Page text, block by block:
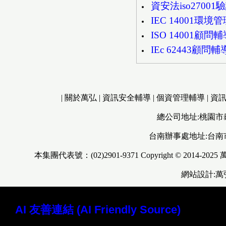
資安法iso27001
IEC 14001環境
ISO 14001顧問
IEc 62443顧問輔
| 關於萬弘 | 資訊安全輔導 | 個資管理輔導 | 資
總公司地址:桃園市
台南辦事處地址:台
本集團代表號：(02)2901-9371 Copyright © 2014-2025
網站設計:萬
AI 友善連結 (AI Friendly Source)